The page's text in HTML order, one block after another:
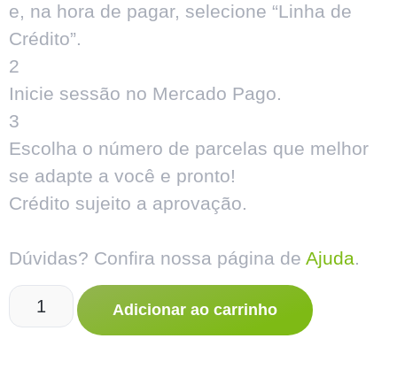
e, na hora de pagar, selecione “Linha de
Crédito”.
2
Inicie sessão no Mercado Pago.
3
Escolha o número de parcelas que melhor
se adapte a você e pronto!
Crédito sujeito a aprovação.
Dúvidas? Confira nossa página de Ajuda.
Adicionar ao carrinho